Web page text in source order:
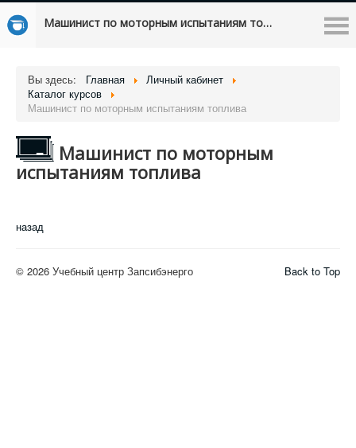
Машинист по моторным испытаниям топлива
Вы здесь: Главная
Личный кабинет
Каталог курсов
Машинист по моторным испытаниям топлива
Машинист по моторным
испытаниям топлива
назад
Back to Top
© 2026 Учебный центр Запсибэнерго